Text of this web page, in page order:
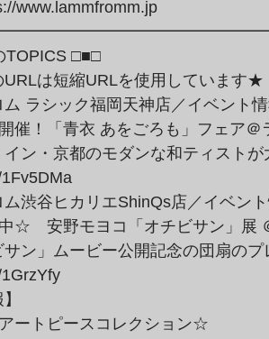
www.lammfromm.jp
TOPICS □■□
は短縮URLを使用しています★
ム ラシック福岡天神店／イベント情
催！「青衣 あをごろも」フェア＠
イン・京都のモダンな和ティスト
ム渋谷ヒカリエShinQs店／イベント
☆　安野モヨコ「オチビサン」展
サン」ムービー公開記念の団扇の
ートピースコレクション☆